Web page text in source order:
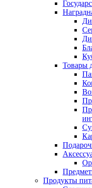
Товары
Продукты